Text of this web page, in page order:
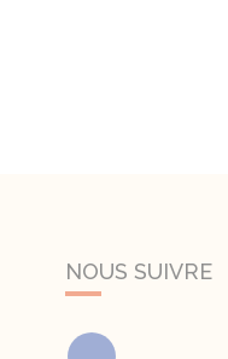
NOUS SUIVRE